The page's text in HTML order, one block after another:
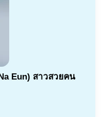
Eun) สาวสวยคน